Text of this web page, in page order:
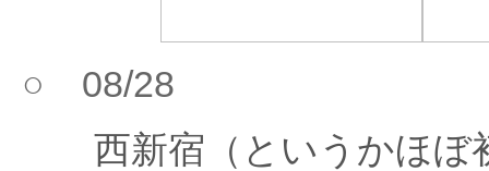
○ 08/28
西新宿（というかほぼ